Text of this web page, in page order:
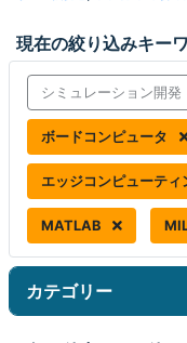
現在の絞り込みキー
シミュレーション開発
ボードコンピュータ
エッジコンピューティ
MATLAB
カテゴリー